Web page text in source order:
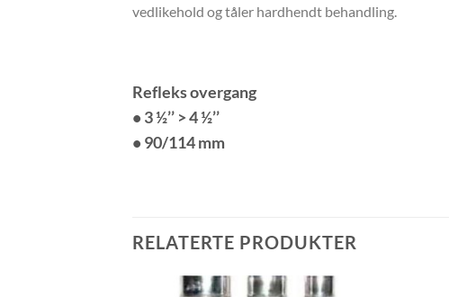
vedlikehold og tåler hardhendt behandling.
Refleks overgang
• 3 ½’’ > 4 ½’’
• 90/114 mm
RELATERTE PRODUKTER